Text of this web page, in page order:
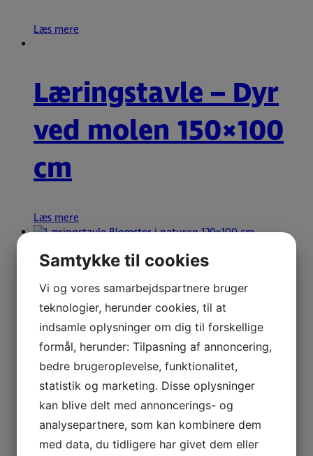
Læs mere
Læringstavle – Dyr
ved molen 150×100
cm
Læs mere
Læringstavle –
Blomster i Naturen
120×100 cm
Læs mere
Samtykke til cookies
Vi og vores samarbejdspartnere bruger
teknologier, herunder cookies, til at
indsamle oplysninger om dig til forskellige
formål, herunder: Tilpasning af annoncering,
bedre brugeroplevelse, funktionalitet,
statistik og marketing. Disse oplysninger
kan blive delt med annoncerings- og
analysepartnere, som kan kombinere dem
med data, du tidligere har givet dem eller